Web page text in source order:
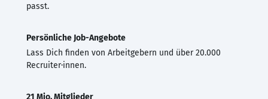
passt.
Persönliche Job-Angebote
Lass Dich finden von Arbeitgebern und über 20.000
Recruiter·innen.
21 Mio. Mitglieder